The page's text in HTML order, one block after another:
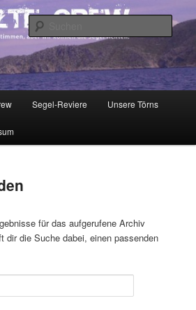
CREW
nicht bestimmen, aber wir können die Segel
Segel-Reviere Unsere Törns
für das aufgerufene Archiv
dir die Suche dabei, einen passenden